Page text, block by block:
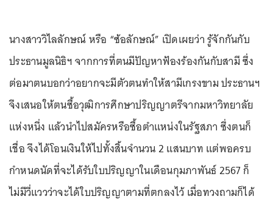
นางสาววิไลลักษณ์ หรือ “ซ้อลักษณ์” เปิดเผยว่า รู้จักกันกับ
ประธานมูลนิธิฯ จากการที่ตนมีปัญหาฟ้องร้องกันกับสามี ซึ่ง
ต่อมาตนบอกว่าอยากจะมีตัวตนทำให้สามีเกรงขาม ประธานฯ
จึงเสนอให้ตนซื้อวุฒิการศึกษาปริญญาตรีจากมหาวิทยาลัย
แห่งหนึ่ง แล้วนำไปสมัครหรือซื้อตำแหน่งในรัฐสภา ซึ่งตนก็
เชื่อ จึงได้โอนเงินให้ไปทั้งสิ้นจำนวน 2 แสนบาท แต่พอครบ
กำหนดนัดที่จะได้รับใบปริญญาในเดือนกุมภาพันธ์ 2567 ก็
ไม่มีวี่แววว่าจะได้ใบปริญญาตามที่ตกลงไว้ เมื่อทวงถามก็ได้